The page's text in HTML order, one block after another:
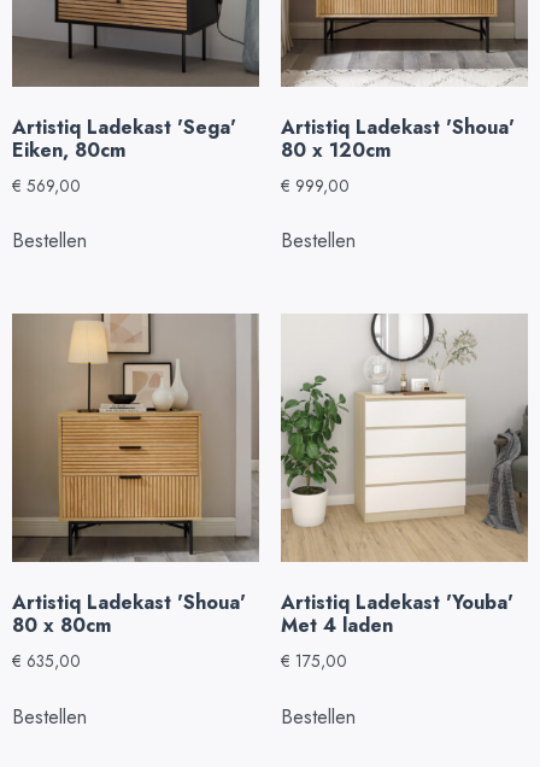
Artistiq Ladekast 'Sega'
Eiken, 80cm
€ 569,00
Bestellen
Artistiq Ladekast 'Shoua'
80 x 120cm
€ 999,00
Bestellen
Artistiq Ladekast 'Shoua'
80 x 80cm
€ 635,00
Bestellen
Artistiq Ladekast 'Youba'
Met 4 laden
€ 175,00
Bestellen